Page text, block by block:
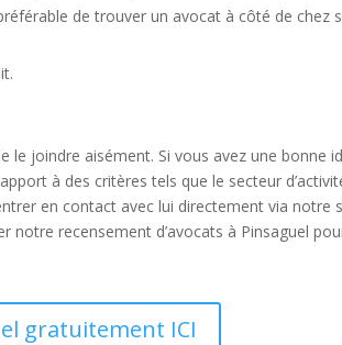
de trouver un avocat à côté de chez
joindre aisément. Si vous avez une bonne
à des critères tels que le secteur
en contact avec lui directement via notre
recensement d’avocats à Pinsaguel
gratuitement ICI